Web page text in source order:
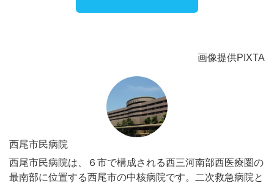
画像提供PIXTA
西尾市民病院
西尾市民病院は、６市で構成される西三河南部西医療圏の
最南部に位置する西尾市の中核病院です。二次救急病院と